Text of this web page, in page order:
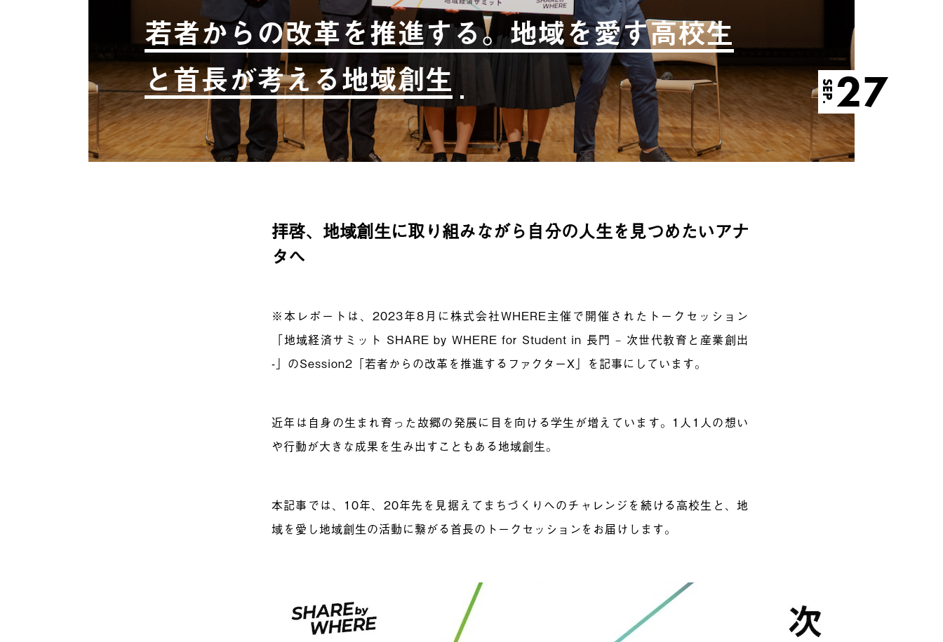
若者からの改革を推進する。地域を愛す高校生
と首長が考える地域創生
SEP.27
拝啓、地域創生に取り組みながら自分の人生を見つめたいアナ
タへ
※本レポートは、2023年8月に株式会社WHERE主催で開催された トークセッション
「地域経済サミット SHARE by WHERE for Student in 長門 – 次世代教育と産業創出
-」のSession2「若者からの改革を推進するファクターX」を記事にしています。
近年は自身の生まれ育った故郷の発展に目を向ける学生が増えています。1人1人の想い
や行動が大きな成果を生み出すこともある地域創生。
本記事では、10年、20年先を見据えてまちづくりへのチャレンジを続ける高校生と、地
域を愛し地域創生の活動に繋がる首長のトークセッションをお届けします。